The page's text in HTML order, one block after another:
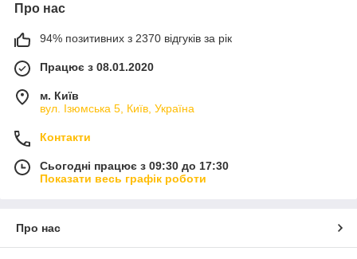
Про нас
94% позитивних з 2370 відгуків за рік
Працює з 08.01.2020
м. Київ
вул. Ізюмська 5, Київ, Україна
Контакти
Сьогодні працює з 09:30 до 17:30
Показати весь графік роботи
Про нас